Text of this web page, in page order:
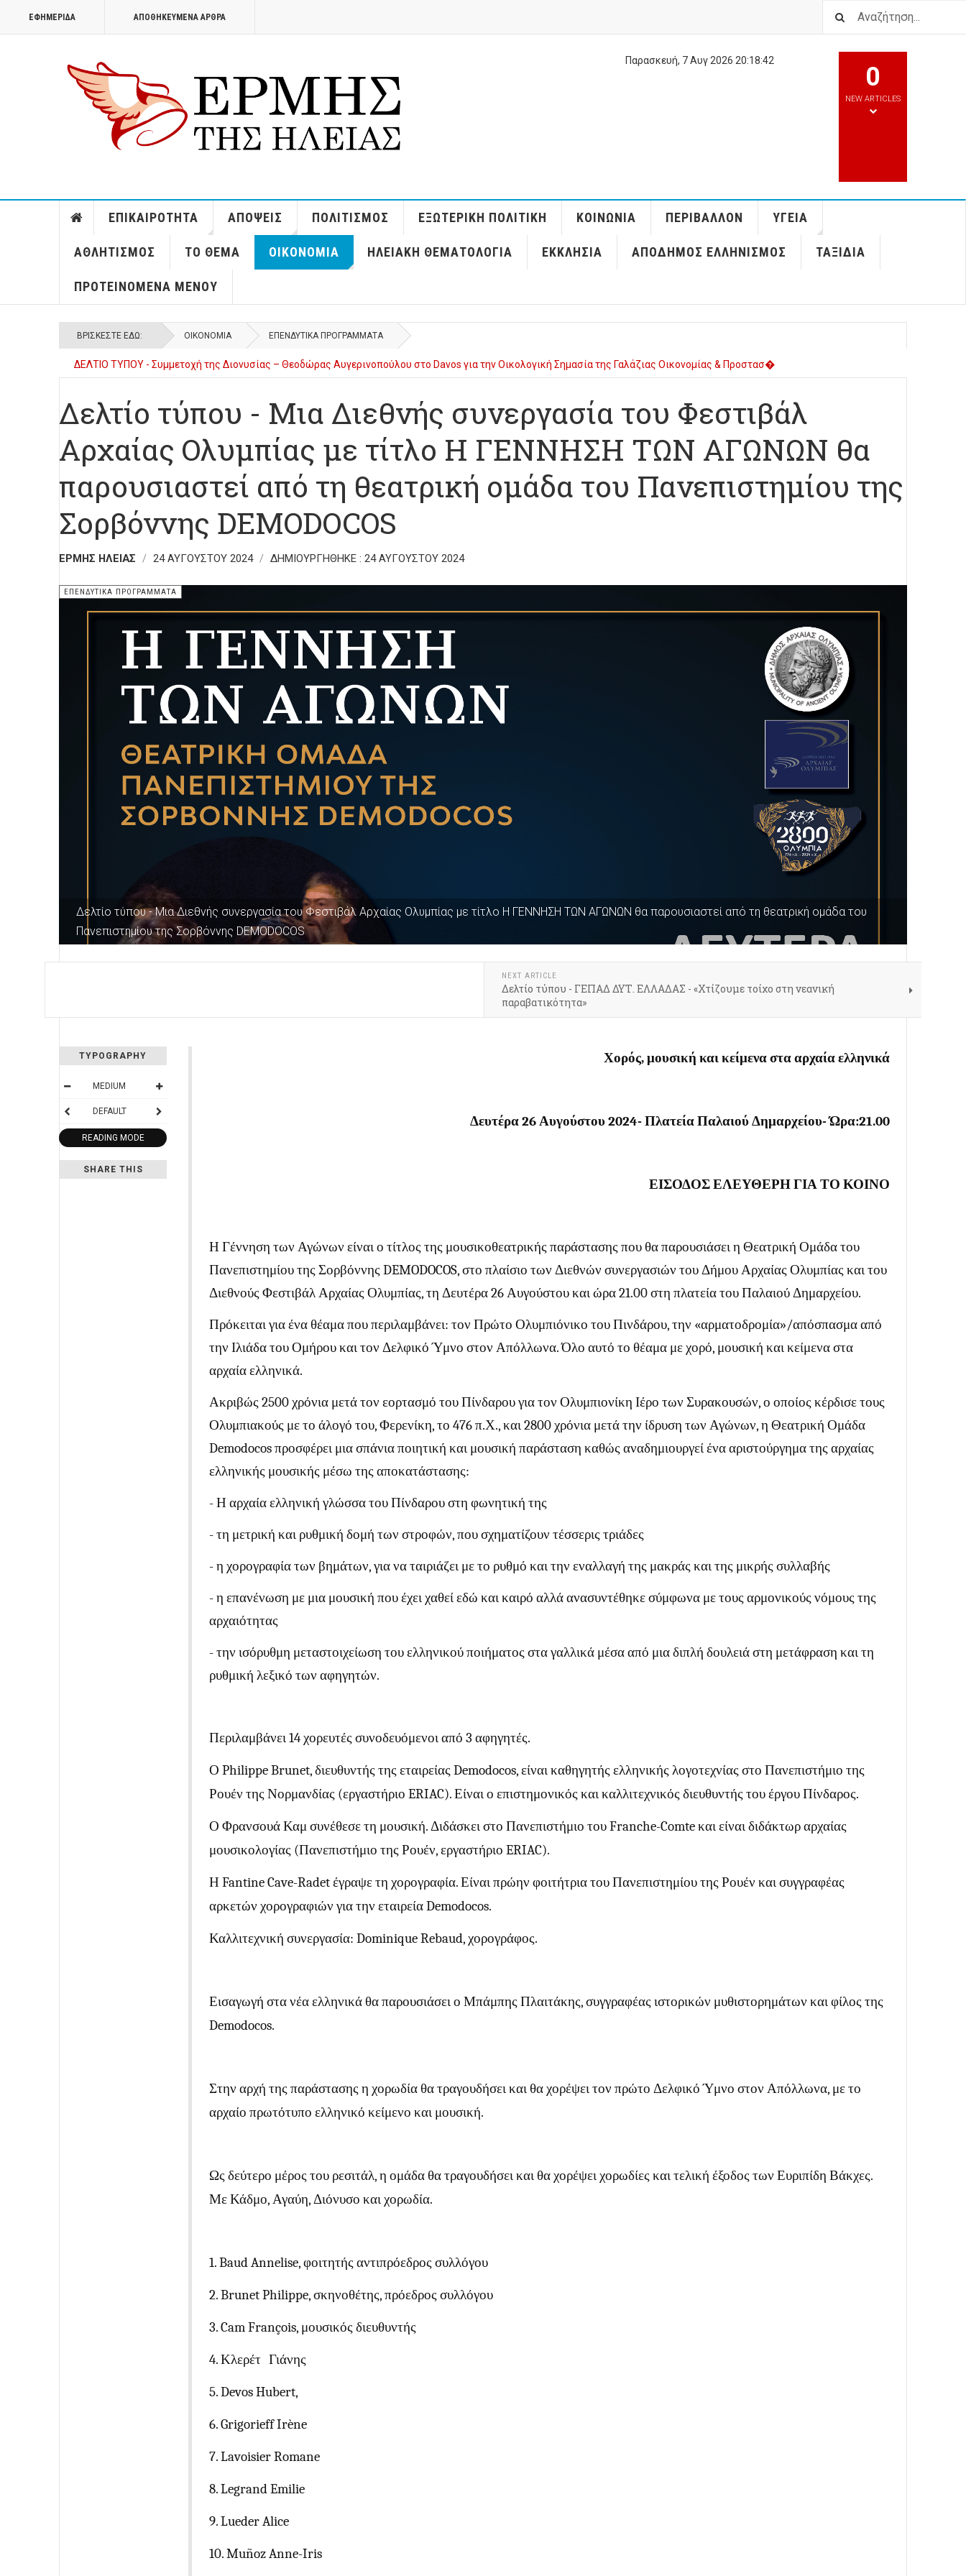
ΕΦΗΜΕΡΊΔΑ ΑΠΟΘΗΚΕΥΜΈΝΑ ΆΡΘΡΑ
Παρασκευή, 7 Αυγ 2026 20:18:43
0
NEW ARTICLES
ΕΠΙΚΑΙΡΌΤΗΤΑ ΑΠΌΨΕΙΣ ΠΟΛΙΤΙΣΜΌΣ ΕΞΩΤΕΡΙΚΉ ΠΟΛΙΤΙΚΉ ΚΟΙΝΩΝΊΑ ΠΕΡΙΒΆΛΛΟΝ ΥΓΕΊΑ
ΑΘΛΗΤΙΣΜΌΣ ΤΟ ΘΈΜΑ ΟΙΚΟΝΟΜΊΑ ΗΛΕΙΑΚΉ ΘΕΜΑΤΟΛΟΓΊΑ ΕΚΚΛΗΣΊΑ ΑΠΌΔΗΜΟΣ ΕΛΛΗΝΙΣΜΌΣ ΤΑΞΊΔΙΑ
ΠΡΟΤΕΙΝΌΜΕΝΑ ΜΕΝΟΎ
ΒΡΊΣΚΕΣΤΕ ΕΔΏ: ΟΙΚΟΝΟΜΊΑ ΕΠΕΝΔΥΤΙΚΆ ΠΡΟΓΡΆΜΜΑΤΑ
ΔΕΛΤΙΟ ΤΥΠΟΥ - Συμμετοχή της Διονυσίας – Θεοδώρας Αυγερινοπούλου στο Davos για την Οικολογική Σημασία της Γαλάζιας Οικονομίας & Προστασ�
Δελτίο τύπου - 2ο Γυμνάσιο Πύργου - Υλοποίηση Εργαστηρίου στο πλαίσιο του 27ου Διεθνούς Φεστιβάλ Κινηματογράφου Ολυμπίας για Παιδιά και Ν�
Δελτίο τύπου - Μια Διεθνής συνεργασία του Φεστιβάλ
Αρχαίας Ολυμπίας με τίτλο Η ΓΕΝΝΗΣΗ ΤΩΝ ΑΓΩΝΩΝ θα
παρουσιαστεί από τη θεατρική ομάδα του Πανεπιστημίου της
Σορβόννης DEMODOCOS
ΕΡΜΉΣ ΗΛΕΊΑΣ 24 ΑΥΓΟΎΣΤΟΥ 2024 ΔΗΜΙΟΥΡΓΉΘΗΚΕ : 24 ΑΥΓΟΎΣΤΟΥ 2024
Δελτίο τύπου - Μια Διεθνής συνεργασία του Φεστιβάλ Αρχαίας Ολυμπίας με τίτλο Η ΓΕΝΝΗΣΗ ΤΩΝ ΑΓΩΝΩΝ θα παρουσιαστεί από τη θεατρική ομάδα του
Πανεπιστημίου της Σορβόννης DEMODOCOS
ΕΠΕΝΔΥΤΙΚΆ ΠΡΟΓΡΆΜΜΑΤΑ
NEXT ARTICLE
Δελτίο τύπου - ΓΕΠΑΔ ΔΥΤ. ΕΛΛΑΔΑΣ - «Χτίζουμε τοίχο στη νεανική
παραβατικότητα»
TYPOGRAPHY
MEDIUM
DEFAULT
READING MODE
SHARE THIS
Χορός, μουσική και κείμενα στα αρχαία ελληνικά
Δευτέρα 26 Αυγούστου 2024- Πλατεία Παλαιού Δημαρχείου- Ώρα:21.00
ΕΙΣΟΔΟΣ ΕΛΕΥΘΕΡΗ ΓΙΑ ΤΟ ΚΟΙΝΟ
Η Γέννηση των Αγώνων είναι ο τίτλος της μουσικοθεατρικής παράστασης που θα παρουσιάσει η Θεατρική Ομάδα του
Πανεπιστημίου της Σορβόννης DEMODOCOS, στο πλαίσιο των Διεθνών συνεργασιών του Δήμου Αρχαίας Ολυμπίας και του
Διεθνούς Φεστιβάλ Αρχαίας Ολυμπίας, τη Δευτέρα 26 Αυγούστου και ώρα 21.00 στη πλατεία του Παλαιού Δημαρχείου.
Πρόκειται για ένα θέαμα που περιλαμβάνει: τον Πρώτο Ολυμπιόνικο του Πινδάρου, την «αρματοδρομία»/απόσπασμα από
την Ιλιάδα του Ομήρου και τον Δελφικό Ύμνο στον Απόλλωνα. Όλο αυτό το θέαμα με χορό, μουσική και κείμενα στα
αρχαία ελληνικά.
Ακριβώς 2500 χρόνια μετά τον εορτασμό του Πίνδαρου για τον Ολυμπιονίκη Ιέρο των Συρακουσών, ο οποίος κέρδισε τους
Ολυμπιακούς με το άλογό του, Φερενίκη, το 476 π.Χ., και 2800 χρόνια μετά την ίδρυση των Αγώνων, η Θεατρική Ομάδα
Demodocos προσφέρει μια σπάνια ποιητική και μουσική παράσταση καθώς αναδημιουργεί ένα αριστούργημα της αρχαίας
ελληνικής μουσικής μέσω της αποκατάστασης:
- Η αρχαία ελληνική γλώσσα του Πίνδαρου στη φωνητική της
- τη μετρική και ρυθμική δομή των στροφών, που σχηματίζουν τέσσερις τριάδες
- η χορογραφία των βημάτων, για να ταιριάζει με το ρυθμό και την εναλλαγή της μακράς και της μικρής συλλαβής
- η επανένωση με μια μουσική που έχει χαθεί εδώ και καιρό αλλά ανασυντέθηκε σύμφωνα με τους αρμονικούς νόμους της
αρχαιότητας
- την ισόρυθμη μεταστοιχείωση του ελληνικού ποιήματος στα γαλλικά μέσα από μια διπλή δουλειά στη μετάφραση και τη
ρυθμική λεξικό των αφηγητών.
Περιλαμβάνει 14 χορευτές συνοδευόμενοι από 3 αφηγητές.
Ο Philippe Brunet, διευθυντής της εταιρείας Demodocos, είναι καθηγητής ελληνικής λογοτεχνίας στο Πανεπιστήμιο της
Ρουέν της Νορμανδίας (εργαστήριο ERIAC). Είναι ο επιστημονικός και καλλιτεχνικός διευθυντής του έργου Πίνδαρος.
Ο Φρανσουά Καμ συνέθεσε τη μουσική. Διδάσκει στο Πανεπιστήμιο του Franche-Comte και είναι διδάκτωρ αρχαίας
μουσικολογίας (Πανεπιστήμιο της Ρουέν, εργαστήριο ERIAC).
Η Fantine Cave-Radet έγραψε τη χορογραφία. Είναι πρώην φοιτήτρια του Πανεπιστημίου της Ρουέν και συγγραφέας
αρκετών χορογραφιών για την εταιρεία Demodocos.
Καλλιτεχνική συνεργασία: Dominique Rebaud, χορογράφος.
Εισαγωγή στα νέα ελληνικά θα παρουσιάσει ο Μπάμπης Πλαιτάκης, συγγραφέας ιστορικών μυθιστορημάτων και φίλος της
Demodocos.
Στην αρχή της παράστασης η χορωδία θα τραγουδήσει και θα χορέψει τον πρώτο Δελφικό Ύμνο στον Απόλλωνα, με το
αρχαίο πρωτότυπο ελληνικό κείμενο και μουσική.
Ως δεύτερο μέρος του ρεσιτάλ, η ομάδα θα τραγουδήσει και θα χορέψει χορωδίες και τελική έξοδος των Ευριπίδη Βάκχες.
Με Κάδμο, Αγαύη, Διόνυσο και χορωδία.
1. Baud Annelise, φοιτητής αντιπρόεδρος συλλόγου
2. Brunet Philippe, σκηνοθέτης, πρόεδρος συλλόγου
3. Cam François, μουσικός διευθυντής
4.Κλερέτ Γιάνης
5. Devos Hubert,
6. Grigorieff Irène
7. Lavoisier Romane
8. Legrand Emilie
9. Lueder Alice
10. Muñoz Anne-Iris